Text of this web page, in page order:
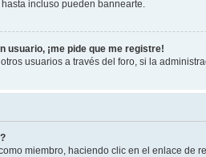
incluso pueden bannearte.
usuario, ¡me pide que me registre!
usuarios a través del foro, si la
miembro, haciendo clic en el enlace